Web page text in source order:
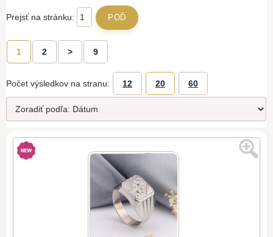
Prejsť na stránku:
1 2 > 9
Počet výsledkov na stranu: 12 20 60